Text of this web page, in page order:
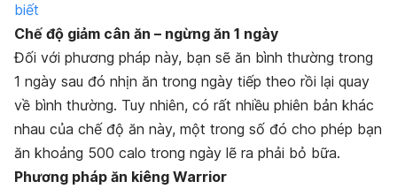
biết
Chế độ giảm cân ăn – ngừng ăn 1 ngày
Đối với phương pháp này, bạn sẽ ăn bình thường trong
1 ngày sau đó nhịn ăn trong ngày tiếp theo rồi lại quay
về bình thường. Tuy nhiên, có rất nhiều phiên bản khác
nhau của chế độ ăn này, một trong số đó cho phép bạn
ăn khoảng 500 calo trong ngày lẽ ra phải bỏ bữa.
Phương pháp ăn kiêng Warrior